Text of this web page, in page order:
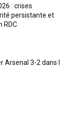
: crises
persistante et
RDC
Arsenal 3-2 dans l